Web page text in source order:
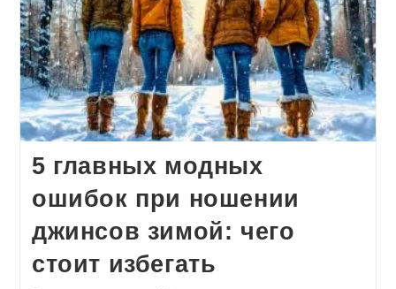
5 главных модных
ошибок при ношении
джинсов зимой: чего
стоит избегать